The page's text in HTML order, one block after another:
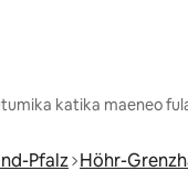
katika maeneo
Pfalz Höhr-